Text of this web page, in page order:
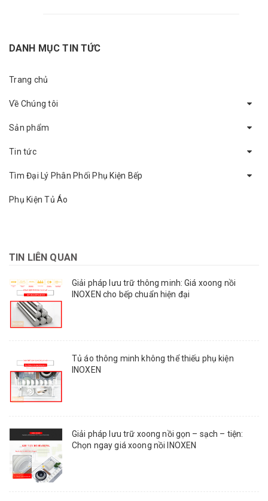
DANH MỤC TIN TỨC
Trang chủ
Về Chúng tôi
Sản phẩm
Tin tức
Tìm Đại Lý Phân Phối Phụ Kiện Bếp
Phụ Kiện Tủ Áo
TIN LIÊN QUAN
Giải pháp lưu trữ thông minh: Giá xoong nồi
INOXEN cho bếp chuẩn hiện đại
Tủ áo thông minh không thể thiếu phụ kiện
INOXEN
Giải pháp lưu trữ xoong nồi gọn – sạch – tiện:
Chọn ngay giá xoong nồi INOXEN